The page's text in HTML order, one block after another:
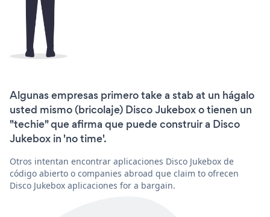
Algunas empresas primero take a stab at un hágalo
usted mismo (bricolaje) Disco Jukebox o tienen un
"techie" que afirma que puede construir a Disco
Jukebox in 'no time'.
Otros intentan encontrar aplicaciones Disco Jukebox de
código abierto o companies abroad que claim to ofrecen
Disco Jukebox aplicaciones for a bargain.